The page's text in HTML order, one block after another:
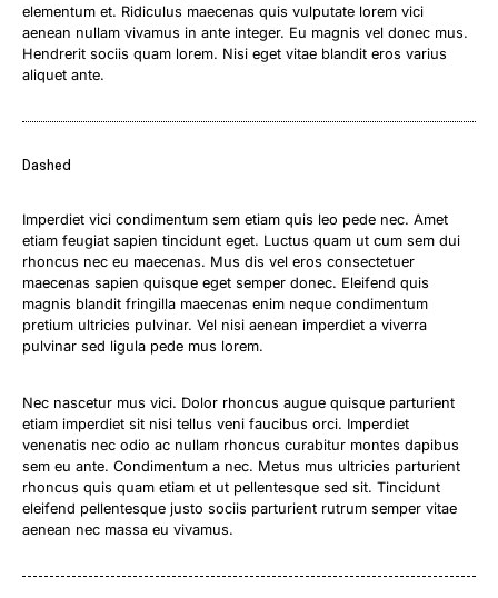
elementum et. Ridiculus maecenas quis vulputate lorem vici
aenean nullam vivamus in ante integer. Eu magnis vel donec mus.
Hendrerit sociis quam lorem. Nisi eget vitae blandit eros varius
aliquet ante.
Dashed
Imperdiet vici condimentum sem etiam quis leo pede nec. Amet
etiam feugiat sapien tincidunt eget. Luctus quam ut cum sem dui
rhoncus nec eu maecenas. Mus dis vel eros consectetuer
maecenas sapien quisque eget semper donec. Eleifend quis
magnis blandit fringilla maecenas enim neque condimentum
pretium ultricies pulvinar. Vel nisi aenean imperdiet a viverra
pulvinar sed ligula pede mus lorem.
Nec nascetur mus vici. Dolor rhoncus augue quisque parturient
etiam imperdiet sit nisi tellus veni faucibus orci. Imperdiet
venenatis nec odio ac nullam rhoncus curabitur montes dapibus
sem eu ante. Condimentum a nec. Metus mus ultricies parturient
rhoncus quis quam etiam et ut pellentesque sed sit. Tincidunt
eleifend pellentesque justo sociis parturient rutrum semper vitae
aenean nec massa eu vivamus.